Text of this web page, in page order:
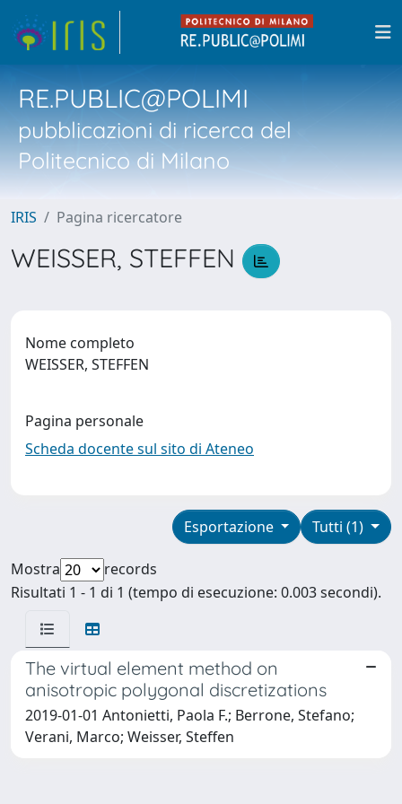
RE.PUBLIC@POLIMI
pubblicazioni di ricerca del
Politecnico di Milano
IRIS Pagina ricercatore
WEISSER, STEFFEN
Nome completo
WEISSER, STEFFEN
Pagina personale
Scheda docente sul sito di Ateneo
Tutti (1)
Esportazione
Mostra
records
Risultati 1 - 1 di 1 (tempo di esecuzione: 0.003 secondi).
The virtual element method on
anisotropic polygonal discretizations
2019-01-01 Antonietti, Paola F.; Berrone, Stefano;
Verani, Marco; Weisser, Steffen